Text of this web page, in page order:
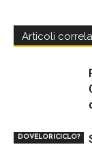
Articoli
DOVELORICICLO?